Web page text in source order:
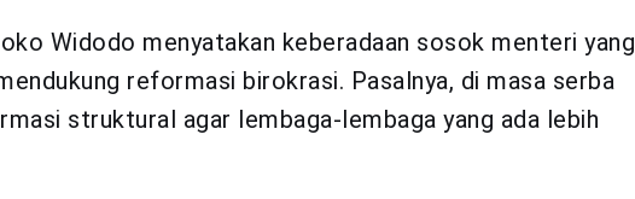
Widodo menyatakan keberadaan sosok menteri yang
reformasi birokrasi. Pasalnya, di masa serba
struktural agar lembaga-lembaga yang ada lebih